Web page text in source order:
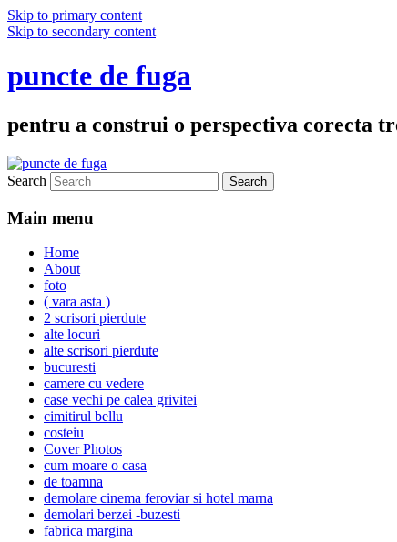
Skip to primary content
Skip to secondary content
puncte de fuga
pentru a construi o perspectiva corecta
Search
Main menu
Home
About
foto
( vara asta )
2 scrisori pierdute
alte locuri
alte scrisori pierdute
bucuresti
camere cu vedere
case vechi pe calea grivitei
cimitirul bellu
costeiu
Cover Photos
cum moare o casa
de toamna
demolare cinema feroviar si hotel marna
demolari berzei -buzesti
fabrica margina